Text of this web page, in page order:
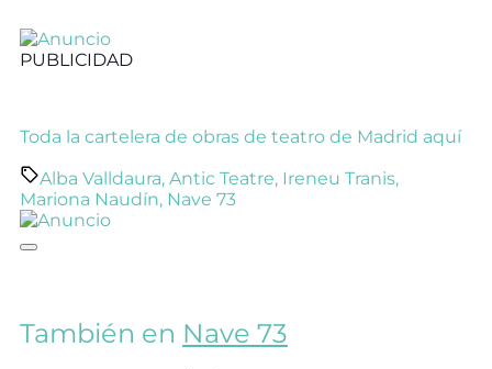
PUBLICIDAD
Toda la cartelera de obras de teatro de Madrid aquí
Alba Valldaura, Antic Teatre, Ireneu Tranis,
Mariona Naudín, Nave 73
También en Nave 73